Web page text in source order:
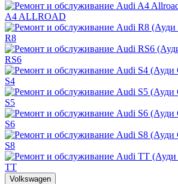
A4 ALLROAD
R8
RS6
S4
S5
S6
S8
TT
Volkswagen